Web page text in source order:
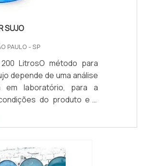
SUJO
PAULO - SP
LitrosO método para
depende de uma análise
em laboratório, para a
do produto e a
Tal avaliação
interessada na
do procedimento, bem
a reciclagem demandará e